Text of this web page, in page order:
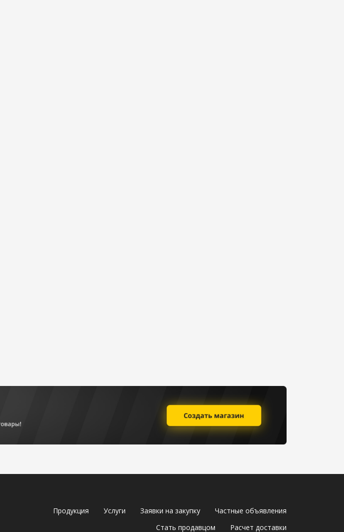
Продукция Услуги Заявки на закупку
Частные объявления
Стать продавцом
Расчет доставки